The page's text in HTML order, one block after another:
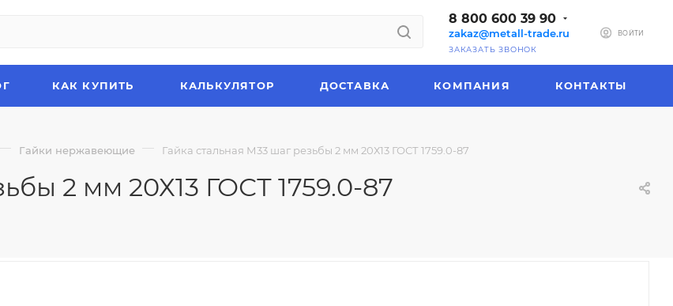
8 800 600 39 90
zakaz@metall-trade.ru
ЗАКАЗАТЬ ЗВОНОК
ВОЙТИ
КАК КУПИТЬ КАЛЬКУЛЯТОР ДОСТАВКА КОМПАНИЯ КОНТАКТЫ
— Гайки нержавеющие — Гайка стальная М33 шаг резьбы 2 мм 20Х13 ГОСТ 1759.0-87
2 мм 20Х13 ГОСТ 1759.0-87